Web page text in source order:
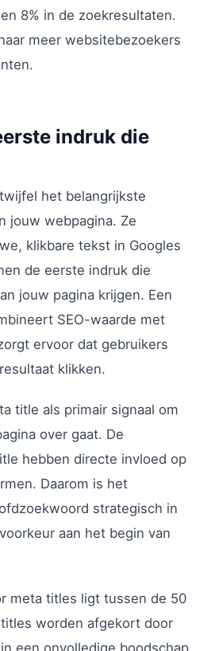
8% in de zoekresultaten.
meer websitebezoekers
indruk die
het belangrijkste
jouw webpagina. Ze
klikbare tekst in Googles
de eerste indruk die
jouw pagina krijgen. Een
SEO-waarde met
ervoor dat gebruikers
klikken.
title als primair signaal om
over gaat. De
hebben directe invloed op
Daarom is het
strategisch in
aan het begin van
meta titles ligt tussen de 50
worden afgekort door